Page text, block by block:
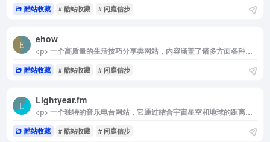
酷站收藏 # 酷站收藏 # 闲庭信步
ehow
<p> 一个高质量的生活技巧分享类网站，内容涵盖了诸多方面各种类型的主题，并且被分门别类有层次的编排好。它已拥有超过337,000篇关于“这事怎么做”的文章以及相关视频，提供细致到每一个步骤的操作指南。 </p>
酷站收藏 # 酷站收藏 # 闲庭信步
Lightyear.fm
<p> 一个独特的音乐电台网站，它通过结合宇宙星空和地球的距离来推荐不同歌曲，从而提供一种特别的星际音乐漫游体验。 </p>
酷站收藏 # 酷站收藏 # 闲庭信步